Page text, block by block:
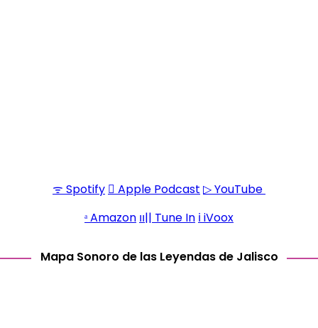
ᯤ Spotify  Apple Podcast ▷ YouTube
ᵃ Amazon ၊၊|| Tune In ℹ iVoox
Mapa Sonoro de las Leyendas de Jalisco